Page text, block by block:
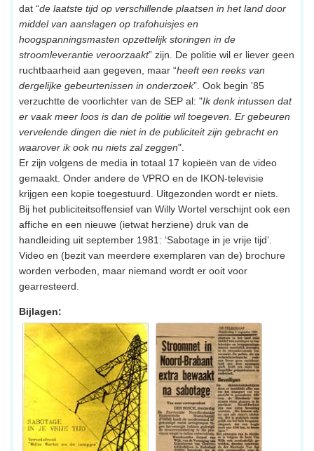
dat “de laatste tijd op verschillende plaatsen in het land door
middel van aanslagen op trafohuisjes en
hoogspanningsmasten opzettelijk storingen in de
stroomleverantie veroorzaakt” zijn. De politie wil er liever geen
ruchtbaarheid aan gegeven, maar “heeft een reeks van
dergelijke gebeurtenissen in onderzoek”. Ook begin '85
verzuchtte de voorlichter van de SEP al: "Ik denk intussen dat
er vaak meer loos is dan de politie wil toegeven. Er gebeuren
vervelende dingen die niet in de publiciteit zijn gebracht en
waarover ik ook nu niets zal zeggen".
Er zijn volgens de media in totaal 17 kopieën van de video
gemaakt. Onder andere de VPRO en de IKON-televisie
krijgen een kopie toegestuurd. Uitgezonden wordt er niets.
Bij het publiciteitsoffensief van Willy Wortel verschijnt ook een
affiche en een nieuwe (ietwat herziene) druk van de
handleiding uit september 1981: ‘Sabotage in je vrije tijd’.
Video en (bezit van meerdere exemplaren van de) brochure
worden verboden, maar niemand wordt er ooit voor
gearresteerd.
Bijlagen: